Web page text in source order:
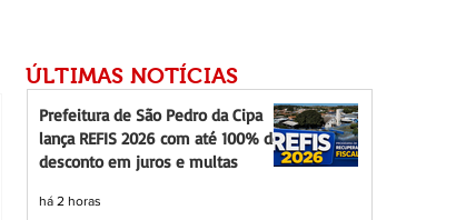
ÚLTIMAS NOTÍCIAS
Prefeitura de São Pedro da Cipa
lança REFIS 2026 com até 100% de
desconto em juros e multas
há 2 horas